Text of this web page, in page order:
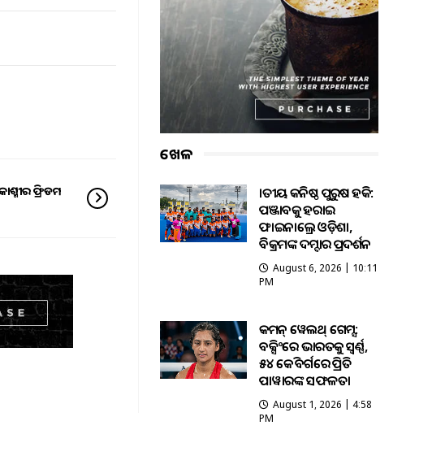
ଫ୍ରିଡମ
ଖେଳ
ଜାତୀୟ କନିଷ୍ଠ ପୁରୁଷ ହକି:
ପଞ୍ଜାବକୁ ହରାଇ
ଫାଇନାଲ୍ରେ ଓଡ଼ିଶା,
ବିକ୍ରମଙ୍କ ଦମ୍ଦାର ପ୍ରଦର୍ଶନ
August 6, 2026 | 10:11
PM
କମନ୍ ୱେଲଥ୍ ଗେମ୍ସ:
ବକ୍ସିଂରେ ଭାରତକୁ ସ୍ବର୍ଣ୍ଣ,
୫୪ କେଜି ବର୍ଗରେ ପ୍ରିତି
ପାୱାରଙ୍କ ସଫଳତା
August 1, 2026 | 4:58
PM